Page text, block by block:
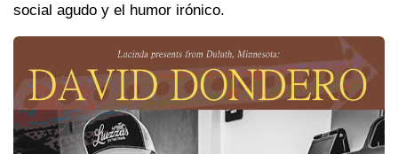
social agudo y el humor irónico.